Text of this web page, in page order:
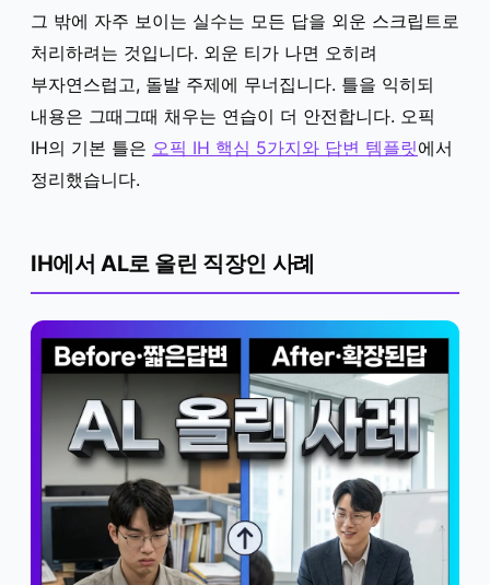
그 밖에 자주 보이는 실수는 모든 답을 외운 스크립트로
처리하려는 것입니다. 외운 티가 나면 오히려
부자연스럽고, 돌발 주제에 무너집니다. 틀을 익히되
내용은 그때그때 채우는 연습이 더 안전합니다. 오픽
IH의 기본 틀은 오픽 IH 핵심 5가지와 답변 템플릿에서
정리했습니다.
IH에서 AL로 올린 직장인 사례